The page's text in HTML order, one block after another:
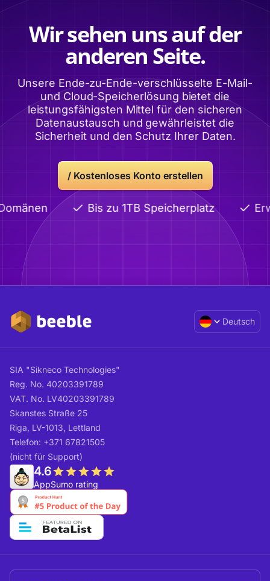
Wir sehen uns auf der
anderen Seite.
Unsere Ende-zu-Ende-verschlüsselte E-Mail-
und Cloud-Speicherlösung bietet die
leistungsfähigsten Mittel für den sicheren
Datenaustausch und gewährleistet die
Sicherheit und den Schutz Ihrer Daten.
/ Kostenloses Konto erstellen
Bis zu 1TB Speicherplatz
Deutsch
SIA "Sikneco Technologies"
Reg. No. 40203391789
VAT. No. LV40203391789
Skanstes Straße 25
Riga, LV-1013, Lettland
Telefon: +371 67821505
(nicht für Support)
4.6
AppSumo rating